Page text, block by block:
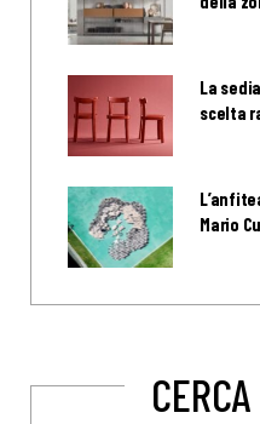
La
scelta
Mario